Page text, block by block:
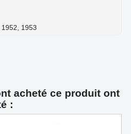
1953
acheté ce produit ont
: